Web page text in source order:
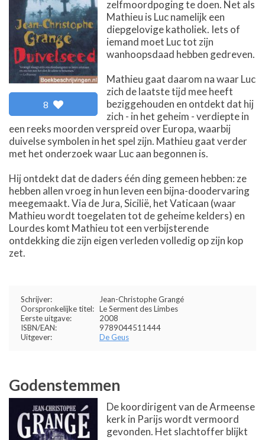
8
zelfmoordpoging te doen. Net als
Mathieu is Luc namelijk een
diepgelovige katholiek. Iets of
iemand moet Luc tot zijn
wanhoopsdaad hebben gedreven.
Mathieu gaat daarom na waar Luc
zich de laatste tijd mee heeft
beziggehouden en ontdekt dat hij
zich - in het geheim - verdiepte in
een reeks moorden verspreid over Europa, waarbij
duivelse symbolen in het spel zijn. Mathieu gaat verder
met het onderzoek waar Luc aan begonnen is.
Hij ontdekt dat de daders één ding gemeen hebben: ze
hebben allen vroeg in hun leven een bijna-doodervaring
meegemaakt. Via de Jura, Sicilië, het Vaticaan (waar
Mathieu wordt toegelaten tot de geheime kelders) en
Lourdes komt Mathieu tot een verbijsterende
ontdekking die zijn eigen verleden volledig op zijn kop
zet.
Schrijver:
Jean-Christophe Grangé
Oorspronkelijke titel: Le Serment des Limbes
Eerste uitgave:
2008
ISBN/EAN:
9789044511444
Uitgever:
De Geus
Godenstemmen
De koordirigent van de Armeense
kerk in Parijs wordt vermoord
gevonden. Het slachtoffer blijkt